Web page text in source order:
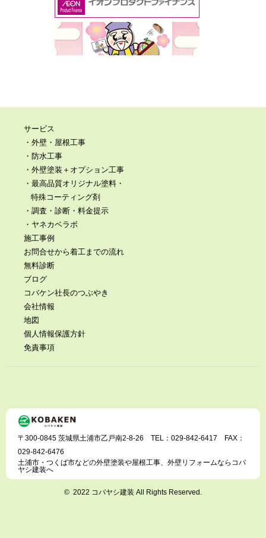
サービス
・外壁・屋根工事
・防水工事
・外壁塗装＋オプション工事
・最高品質オリジナル塗料・
特殊コーティング剤
・調査・診断・料金提示
・ヤネカベラボ
施工事例
お問合せから着工までの流れ
無料診断
ブログ
コバケン社長のつぶやき
会社情報
地図
個人情報保護方針
免責事項
〒300-0845 茨城県土浦市乙戸南2-8-26 TEL：029-842-6417 FAX：
029-842-6476
土浦市・つくば市などの外壁塗装や屋根工事、外壁リフォームならコバ
ヤシ建装へ
© 2022 コバヤシ建装 All Rights Reserved.